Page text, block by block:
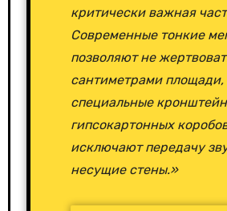
критически важная
Современные тонкие
позволяют не
сантиметрами площади,
специальные
гипсокартонных
исключают передачу
несущие стены.»